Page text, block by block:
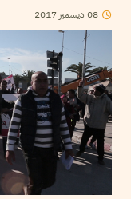
08 ديسمبر 2017